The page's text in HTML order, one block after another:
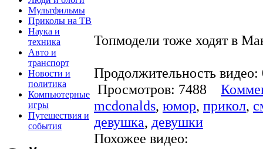
Мультфильмы
Приколы на ТВ
Наука и
техника
Авто и
транспорт
Новости и
политика
Компьютерные
игры
Путешествия и
события
Топмодели тоже ходят в
Продолжительность
Просмотров: 7488
mcdonalds, юмор, прикол,
девушка, девушки
Похожее видео: